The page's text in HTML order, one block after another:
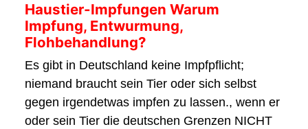
Haustier-Impfungen Warum
Impfung, Entwurmung,
Flohbehandlung?
Es gibt in Deutschland keine Impfpflicht;
niemand braucht sein Tier oder sich selbst
gegen irgendetwas impfen zu lassen., wenn er
oder sein Tier die deutschen Grenzen NICHT